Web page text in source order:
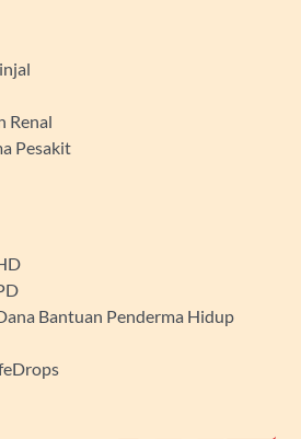
Renal
Pesakit
Bantuan Penderma Hidup